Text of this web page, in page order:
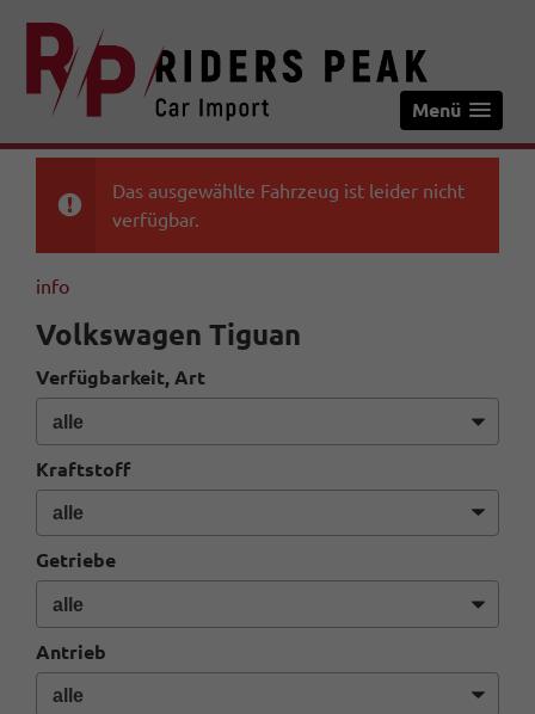
Menü
Das ausgewählte Fahrzeug ist leider nicht
verfügbar.
info
Volkswagen Tiguan
Verfügbarkeit, Art
Kraftstoff
Getriebe
Antrieb